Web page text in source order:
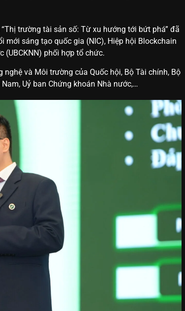
trường tài sản số: Từ xu hướng tới bứt phá” đã
sáng tạo quốc gia (NIC), Hiệp hội Blockchain
(UBCKNN) phối hợp tổ chức.
và Môi trường của Quốc hội, Bộ Tài chính, Bộ
Uỷ ban Chứng khoán Nhà nước,…